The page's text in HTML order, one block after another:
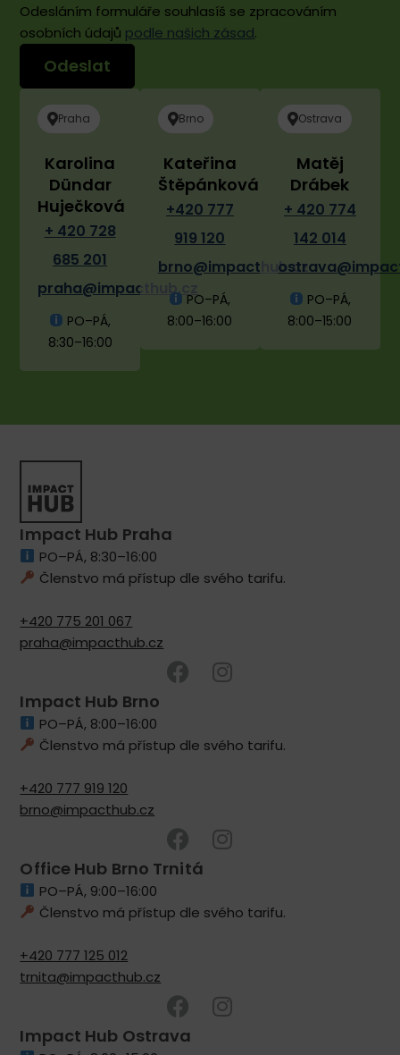
Odesláním formuláře souhlasíš se zpracováním
osobních údajů podle našich zásad.
Praha
Karolina
Dündar
Huječková
+ 420 728
685 201
praha@impacthub.cz
PO–PÁ,
8:30–16:00
Brno
Kateřina
Štěpánková
+420 777
919 120
brno@impacthub.cz
PO–PÁ,
8:00–16:00
Ostrava
Matěj
Drábek
+ 420 774
142 014
PO–PÁ,
8:00–15:00
Impact Hub Praha
PO–PÁ, 8:30–16:00
Členstvo má přístup dle svého tarifu.
+420 775 201 067
praha@impacthub.cz
Impact Hub Brno
PO–PÁ, 8:00–16:00
Členstvo má přístup dle svého tarifu.
+420 777 919 120
brno@impacthub.cz
Office Hub Brno Trnitá
PO–PÁ, 9:00–16:00
Členstvo má přístup dle svého tarifu.
+420 777 125 012
trnita@impacthub.cz
Impact Hub Ostrava